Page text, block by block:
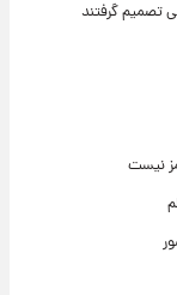
تصمیم گرفتند
نیست